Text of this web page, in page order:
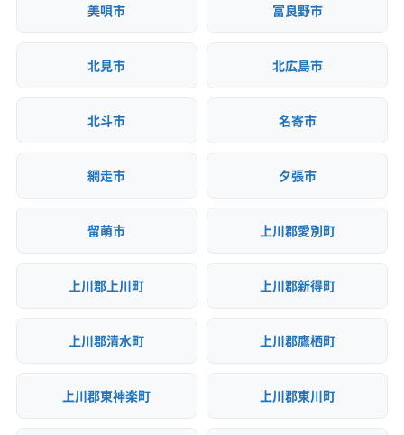
美唄市 富良野市
北見市 北広島市
北斗市 名寄市
網走市 夕張市
留萌市 上川郡愛別町
上川郡上川町 上川郡新得町
上川郡清水町 上川郡鷹栖町
上川郡東神楽町 上川郡東川町